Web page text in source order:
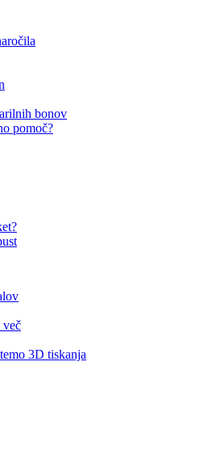
bonov
pomoč?
več
3D tiskanja